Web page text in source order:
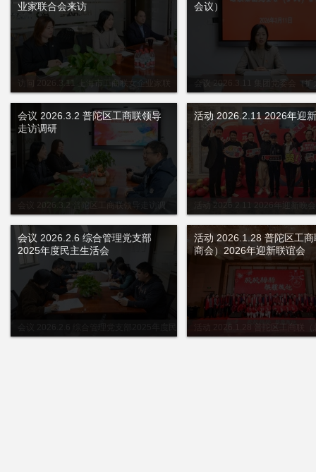
访问 2026.3.11 上海市工商联女企业家联
业家联合会来访
会议 2026.3.11 集团党委会（扩
会议）
会议 2026.3.2 普陀区工商联领导走访调
会议 2026.3.2 普陀区工商联领导
走访调研
活动 2026.2.11 2026年迎新晚会
活动 2026.2.11 2026年迎
会议 2026.2.6 综合管理党支部
2025年度民主生活会
活动 2026.1.28 普陀区工商联
活动 2026.1.28 普陀区工商
商会）2026年迎新联谊会